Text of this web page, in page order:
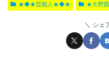
★◆★芸能人★◆★ ★大野
シェ